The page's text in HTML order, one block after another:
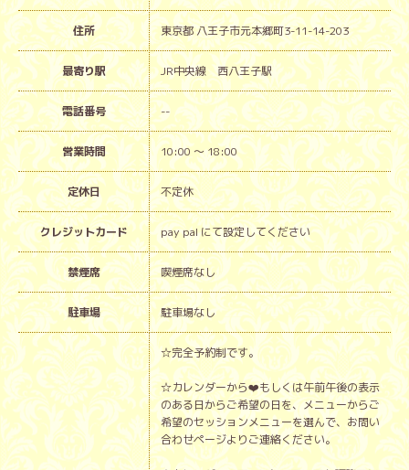
住所 東京都 八王子市元本郷町3-11-14-203
最寄り駅 JR中央線 西八王子駅
電話番号 --
営業時間 10:00 ～ 18:00
定休日 不定休
クレジットカード pay pal にて設定してください
禁煙席 喫煙席なし
駐車場 駐車場なし
☆完全予約制です。
☆カレンダーから❤️もしくは午前午後の表示
のある日からご希望の日を、メニューからご
希望のセッションメニューを選んで、お問い
合わせページよりご連絡ください。